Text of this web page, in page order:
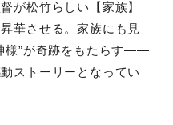
が松竹らしい【家族】
華させる。家族にも見
様”が奇跡をもたらす――
ストーリーとなってい